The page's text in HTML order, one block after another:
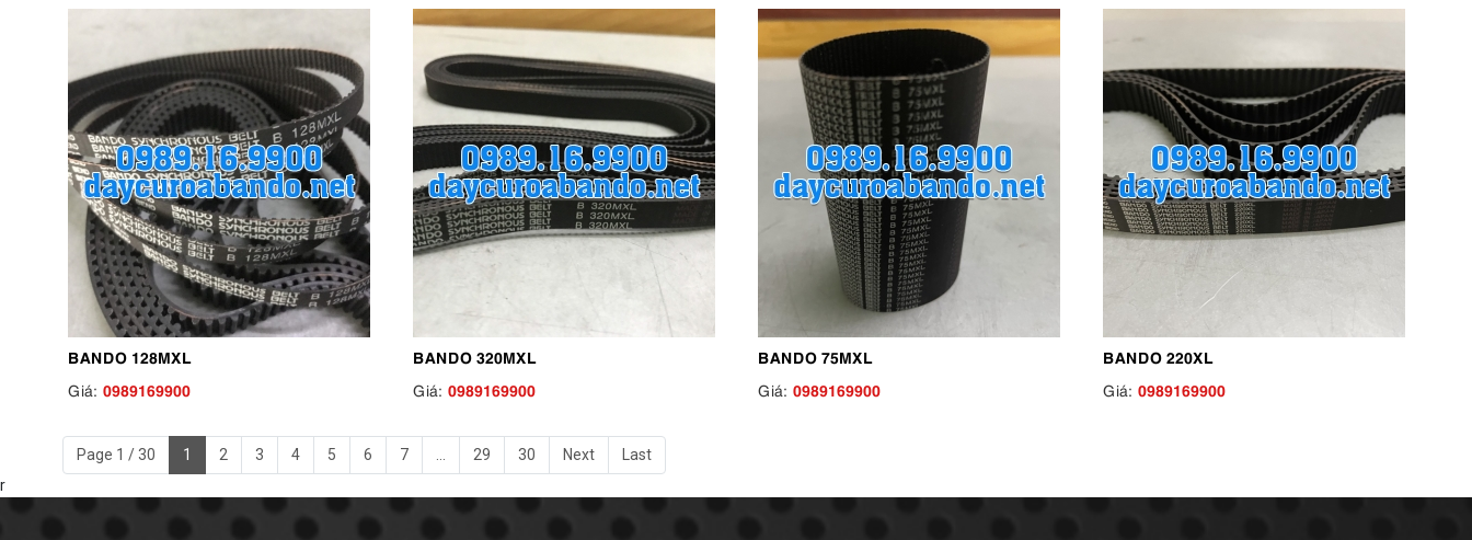
BANDO 128MXL
Giá: 0989169900
BANDO 320MXL
Giá: 0989169900
BANDO 75MXL
Giá: 0989169900
BANDO 220XL
Giá: 0989169900
Page 1 / 30 1 2 3 4 5 6 7 29 30 Next
Last
r